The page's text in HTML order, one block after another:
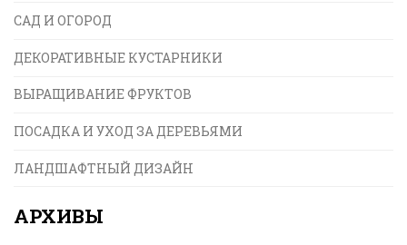
САД И ОГОРОД
ДЕКОРАТИВНЫЕ КУСТАРНИКИ
ВЫРАЩИВАНИЕ ФРУКТОВ
ПОСАДКА И УХОД ЗА ДЕРЕВЬЯМИ
ЛАНДШАФТНЫЙ ДИЗАЙН
АРХИВЫ